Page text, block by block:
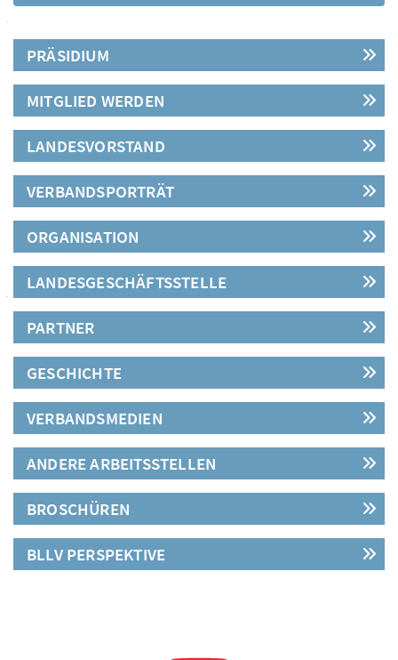
PRÄSIDIUM
MITGLIED WERDEN
LANDESVORSTAND
VERBANDSPORTRÄT
ORGANISATION
LANDESGESCHÄFTSSTELLE
PARTNER
GESCHICHTE
VERBANDSMEDIEN
ANDERE ARBEITSSTELLEN
BROSCHÜREN
BLLV PERSPEKTIVE